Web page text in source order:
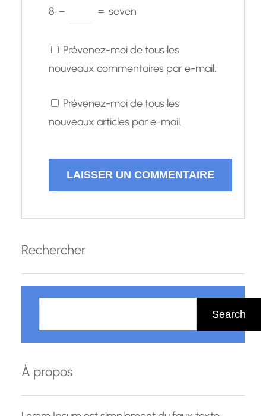
8 − = seven
Prévenez-moi de tous les
nouveaux commentaires par e-mail.
Prévenez-moi de tous les
nouveaux articles par e-mail.
Rechercher
h
r
c
h
Search
À propos